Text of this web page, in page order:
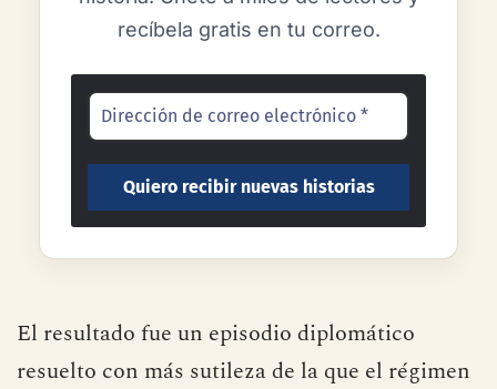
recíbela gratis en tu correo.
El resultado fue un episodio diplomático
resuelto con más sutileza de la que el régimen